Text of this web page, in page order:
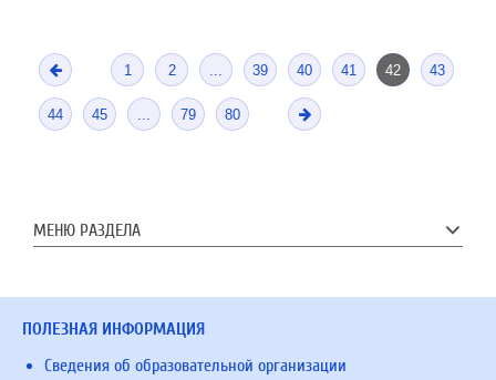
1 2 39 40 41 42 43
44 45 79 80
МЕНЮ РАЗДЕЛА
ПОЛЕЗНАЯ ИНФОРМАЦИЯ
Сведения об образовательной организации